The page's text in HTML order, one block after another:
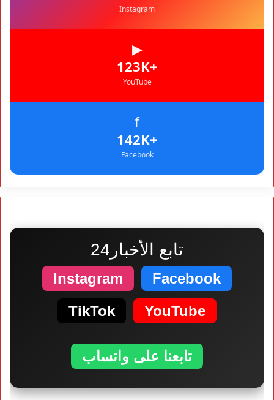
Instagram
▶
+123K
YouTube
f
+142K
Facebook
تابع الأخبار24
Facebook
Instagram
YouTube
TikTok
تابعنا على واتساب